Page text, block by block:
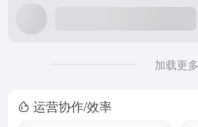
加载更多
运营协作/效率